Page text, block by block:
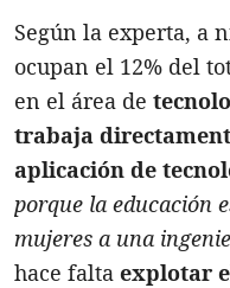
Según la experta, a
ocupan el 12% del
en el área de
trabaja
aplicación de
porque la educación
mujeres a una
hace falta explotar